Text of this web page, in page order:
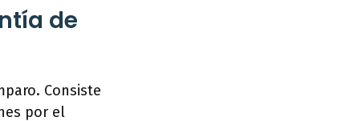
de
Consiste
por el